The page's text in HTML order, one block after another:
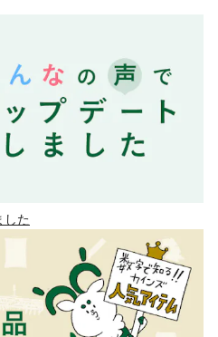
した